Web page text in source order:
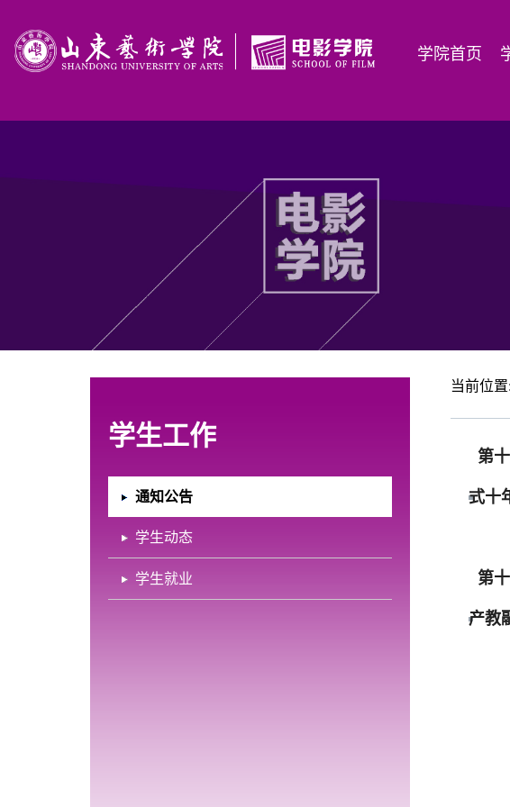
学院首页
学生工作
通知公告
学生动态
学生就业
当前位置:
第
式十
第
产教